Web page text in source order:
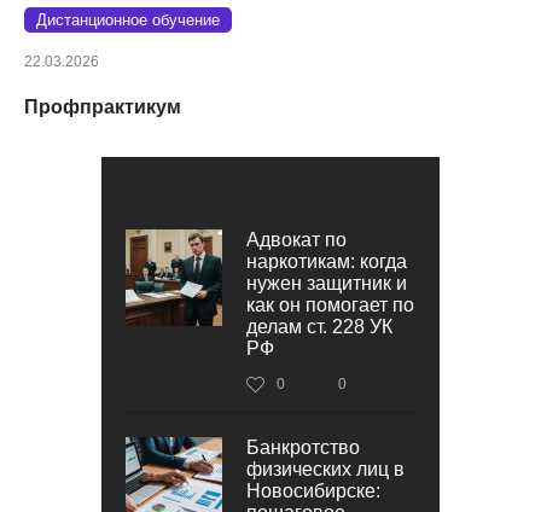
Дистанционное обучение
22.03.2026
Профпрактикум
Адвокат по
наркотикам: когда
нужен защитник и
как он помогает по
делам ст. 228 УК
РФ
0 0
Банкротство
физических лиц в
Новосибирске: